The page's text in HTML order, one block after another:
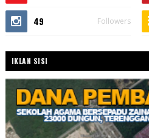
49 Followers
IKLAN SISI